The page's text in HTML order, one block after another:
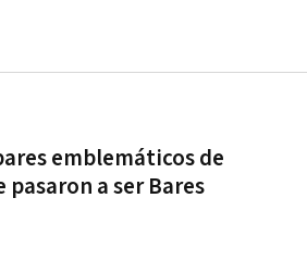
emblemáticos de
pasaron a ser Bares